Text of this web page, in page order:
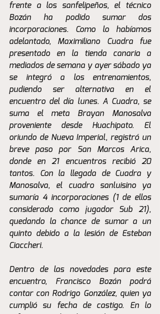
frente a los sanfelipeños, el técnico
Bozán ha podido sumar dos
incorporaciones. Como lo habíamos
adelantado, Maximiliano Cuadra fue
presentado en la tienda canaria a
mediados de semana y ayer sábado ya
se integró a los entrenamientos,
pudiendo ser alternativa en el
encuentro del día lunes. A Cuadra, se
suma el meta Brayan Manosalva
proveniente desde Huachipato. El
oriundo de Nueva Imperial, registró un
breve paso por San Marcos Arica,
donde en 21 encuentros recibió 20
tantos. Con la llegada de Cuadra y
Manosalva, el cuadro sanluisino ya
sumaría 4 incorporaciones (1 de ellos
considerado como jugador Sub 21),
quedando la chance de sumar a un
quinto debido a la lesión de Esteban
Ciaccheri.
Dentro de las novedades para este
encuentro, Francisco Bozán podrá
contar con Rodrigo González, quien ya
cumplió su fecha de castigo. En lo